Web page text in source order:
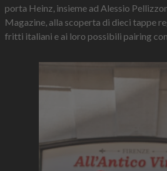
porta Heinz, insieme ad Alessio
Magazine, alla scoperta di dieci tappe
fritti italiani e ai loro possibili pairing